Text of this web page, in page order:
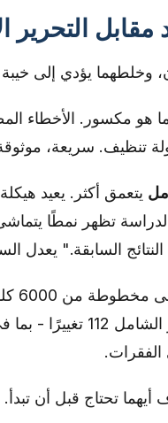
التحرير
وخلطهما يؤدي إلى خيبة
هو مكسور. الأخطاء
سريعة، موثوقة، وعادة ما
يتعمق أكثر. يعيد
تظهر نمطًا
النتائج السابقة."
القواعد. أجرى
تحتاج قبل أن تبدأ.